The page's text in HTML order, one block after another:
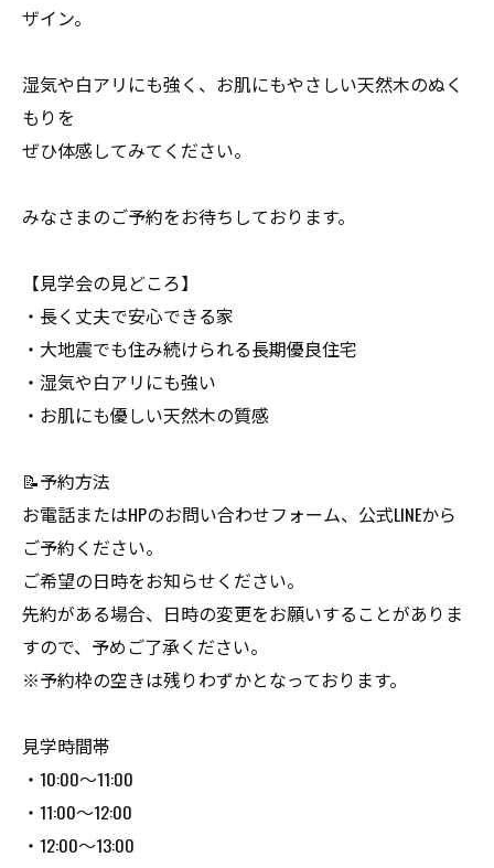
ザイン。
湿気や白アリにも強く、お肌にもやさしい天然木のぬく
もりを
ぜひ体感してみてください。
みなさまのご予約をお待ちしております。
【見学会の見どころ】
・長く丈夫で安心できる家
・大地震でも住み続けられる長期優良住宅
・湿気や白アリにも強い
・お肌にも優しい天然木の質感
📝予約方法
お電話またはHPのお問い合わせフォーム、公式LINEから
ご予約ください。
ご希望の日時をお知らせください。
先約がある場合、日時の変更をお願いすることがありま
すので、予めご了承ください。
※予約枠の空きは残りわずかとなっております。
見学時間帯
・10:00～11:00
・11:00～12:00
・12:00～13:00